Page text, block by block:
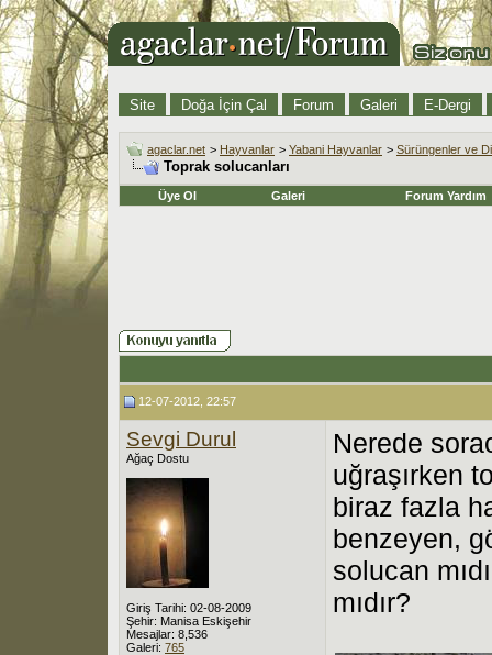
Site Doğa İçin Çal Forum Galeri E-Dergi
agaclar.net > Hayvanlar > Yabani Hayvanlar > Sürüngenler ve
Toprak solucanları
Üye Ol Galeri Forum Yardım
12-07-2012, 22:57
Sevgi Durul
Ağaç Dostu
Giriş Tarihi: 02-08-2009
Şehir: Manisa Eskişehir
Mesajlar: 8,536
Galeri: 765
Nerede
uğraşırken
biraz fazla
benzeyen,
solucan
mıdır?